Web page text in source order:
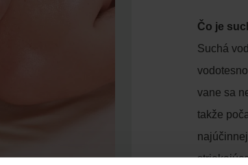
Čo je
Suchá
vane sa
takže